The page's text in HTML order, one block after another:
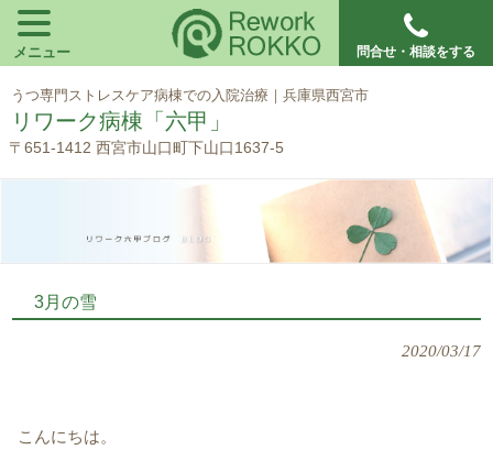
うつ専門ストレスケア病棟での入院治療｜兵庫県西宮市
リワーク病棟「六甲」
〒651-1412 西宮市山口町下山口1637-5
問合せ・相談をする
3月の雪
2020/03/17
こんにちは。
メニュー